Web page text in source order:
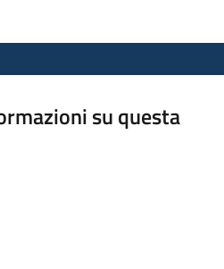
su questa